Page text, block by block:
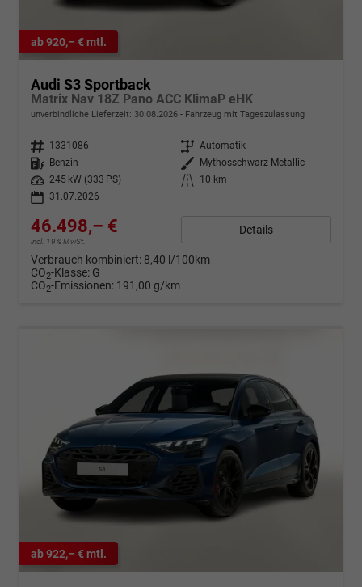
ab 920,– € mtl.
Audi S3 Sportback
Matrix Nav 18Z Pano ACC KlimaP eHK
unverbindliche Lieferzeit: 30.08.2026 Fahrzeug mit Tageszulassung
Fahrzeugnr. 1331086 Getriebe Automatik
Kraftstoff
Benzin Außenfarbe
Mythosschwarz Metallic
Leistung
245 kW (333 PS) Kilometerstand
10 km
31.07.2026
46.498,– €
incl. 19% MwSt.
Details
Verbrauch kombiniert: 8,40 l/100km
CO2-Klasse: G
CO2-Emissionen: 191,00 g/km
ab 922,– € mtl.